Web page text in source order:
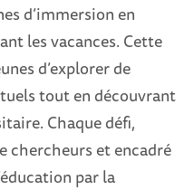
d’immersion en
les vacances. Cette
d’explorer de
tout en découvrant
Chaque défi,
chercheurs et encadré
par la